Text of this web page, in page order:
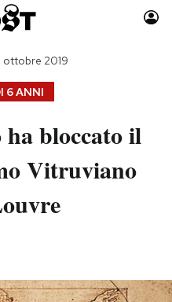
Moda
Consumismi
Storie/Idee
Altrecose
6 ANNI
ottobre 2019
bloccato il
Vitruviano